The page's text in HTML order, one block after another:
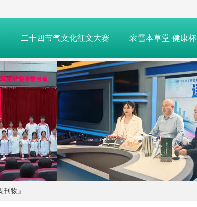
二十四节气文化征文大赛 衮雪本草堂·健康杯
刊物』